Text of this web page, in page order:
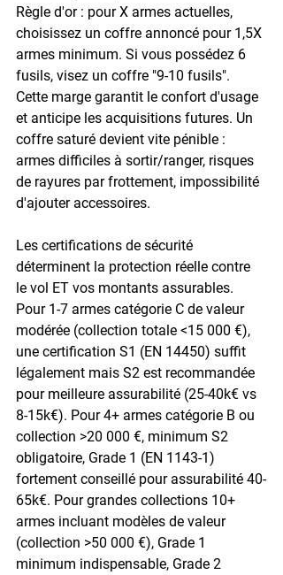
Règle d'or : pour X armes actuelles,
choisissez un coffre annoncé pour 1,5X
armes minimum. Si vous possédez 6
fusils, visez un coffre "9-10 fusils".
Cette marge garantit le confort d'usage
et anticipe les acquisitions futures. Un
coffre saturé devient vite pénible :
armes difficiles à sortir/ranger, risques
de rayures par frottement, impossibilité
d'ajouter accessoires.
Les certifications de sécurité
déterminent la protection réelle contre
le vol ET vos montants assurables.
Pour 1-7 armes catégorie C de valeur
modérée (collection totale <15 000 €),
une certification S1 (EN 14450) suffit
légalement mais S2 est recommandée
pour meilleure assurabilité (25-40k€ vs
8-15k€). Pour 4+ armes catégorie B ou
collection >20 000 €, minimum S2
obligatoire, Grade 1 (EN 1143-1)
fortement conseillé pour assurabilité 40-
65k€. Pour grandes collections 10+
armes incluant modèles de valeur
(collection >50 000 €), Grade 1
minimum indispensable, Grade 2